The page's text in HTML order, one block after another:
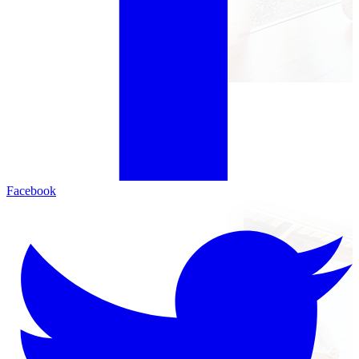
Facebook